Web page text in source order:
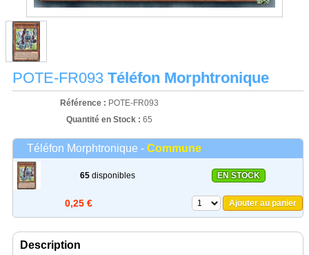
POTE-FR093 Téléfon Morphtronique
Référence : POTE-FR093
Quantité en Stock : 65
Téléfon Morphtronique - Commune
65disponibles EN STOCK
0,25 € Ajouter au panier
Description